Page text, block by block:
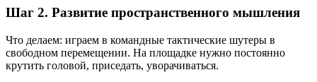
Шаг 2. Развитие пространственного мышления
Что делаем: играем в командные тактические шутеры в
свободном перемещении. На площадке нужно постоянно
крутить головой, приседать, уворачиваться.